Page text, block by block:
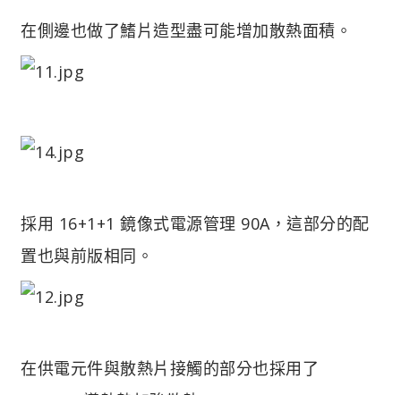
在側邊也做了鰭片造型盡可能增加散熱面積。
採用 16+1+1 鏡像式電源管理 90A，這部分的配
置也與前版相同。
在供電元件與散熱片接觸的部分也採用了